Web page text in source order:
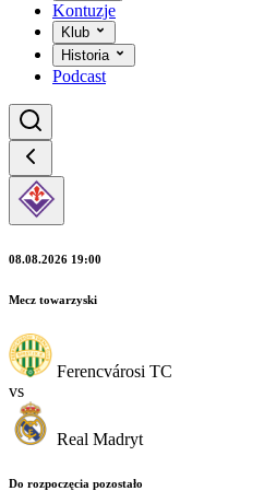
Kontuzje
Klub
Historia
Podcast
08.08.2026 19:00
Mecz towarzyski
Ferencvárosi TC
vs
Real Madryt
Do rozpoczęcia pozostało